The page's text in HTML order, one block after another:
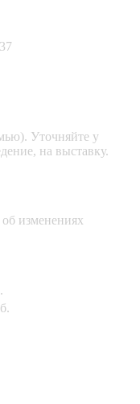
Уточняйте у
на выставку.
изменениях